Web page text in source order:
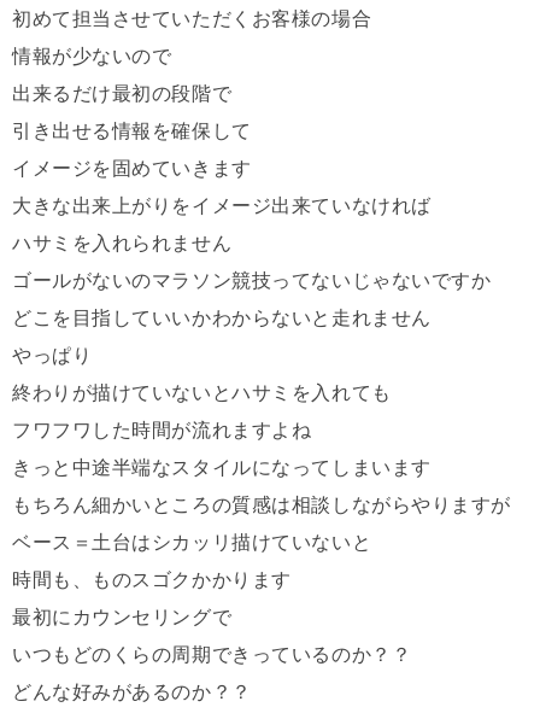
初めて担当させていただくお客様の場合
情報が少ないので
出来るだけ最初の段階で
引き出せる情報を確保して
イメージを固めていきます
大きな出来上がりをイメージ出来ていなければ
ハサミを入れられません
ゴールがないのマラソン競技ってないじゃないですか
どこを目指していいかわからないと走れません
やっぱり
終わりが描けていないとハサミを入れても
フワフワした時間が流れますよね
きっと中途半端なスタイルになってしまいます
もちろん細かいところの質感は相談しながらやりますが
ベース＝土台はシカッリ描けていないと
時間も、ものスゴクかかります
最初にカウンセリングで
いつもどのくらの周期できっているのか？？
どんな好みがあるのか？？